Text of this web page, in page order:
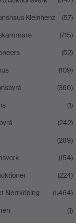
Kleinhenz
(57)
(715)
(52)
(109)
(366)
(1)
(242)
(289)
(154)
(224)
Norrköping
(1.464)
(1)